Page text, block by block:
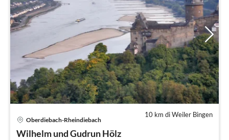
10 km di Weiler Bingen
Oberdiebach-Rheindiebach
Wilhelm und Gudrun Hölz